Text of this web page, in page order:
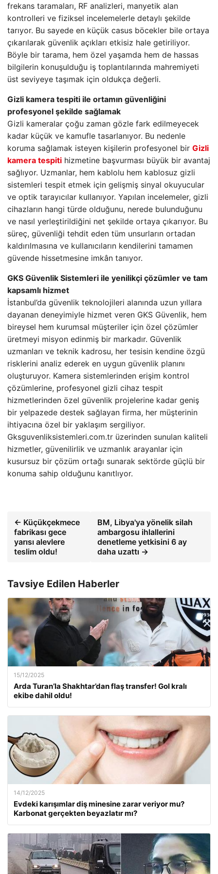
frekans taramaları, RF analizleri, manyetik alan
kontrolleri ve fiziksel incelemelerle detaylı şekilde
tarıyor. Bu sayede en küçük casus böcekler bile ortaya
çıkarılarak güvenlik açıkları etkisiz hale getiriliyor.
Böyle bir tarama, hem özel yaşamda hem de hassas
bilgilerin konuşulduğu iş toplantılarında mahremiyeti
üst seviyeye taşımak için oldukça değerli.
Gizli kamera tespiti ile ortamın güvenliğini
profesyonel şekilde sağlamak
Gizli kameralar çoğu zaman gözle fark edilmeyecek
kadar küçük ve kamufle tasarlanıyor. Bu nedenle
koruma sağlamak isteyen kişilerin profesyonel bir Gizli
kamera tespiti hizmetine başvurması büyük bir avantaj
sağlıyor. Uzmanlar, hem kablolu hem kablosuz gizli
sistemleri tespit etmek için gelişmiş sinyal okuyucular
ve optik tarayıcılar kullanıyor. Yapılan incelemeler, gizli
cihazların hangi türde olduğunu, nerede bulunduğunu
ve nasıl yerleştirildiğini net şekilde ortaya çıkarıyor. Bu
süreç, güvenliği tehdit eden tüm unsurların ortadan
kaldırılmasına ve kullanıcıların kendilerini tamamen
güvende hissetmesine imkân tanıyor.
GKS Güvenlik Sistemleri ile yenilikçi çözümler ve tam
kapsamlı hizmet
İstanbul’da güvenlik teknolojileri alanında uzun yıllara
dayanan deneyimiyle hizmet veren GKS Güvenlik, hem
bireysel hem kurumsal müşteriler için özel çözümler
üretmeyi misyon edinmiş bir markadır. Güvenlik
uzmanları ve teknik kadrosu, her tesisin kendine özgü
risklerini analiz ederek en uygun güvenlik planını
oluşturuyor. Kamera sistemlerinden erişim kontrol
çözümlerine, profesyonel gizli cihaz tespit
hizmetlerinden özel güvenlik projelerine kadar geniş
bir yelpazede destek sağlayan firma, her müşterinin
ihtiyacına özel bir yaklaşım sergiliyor.
Gksguvenliksistemleri.com.tr üzerinden sunulan kaliteli
hizmetler, güvenilirlik ve uzmanlık arayanlar için
kusursuz bir çözüm ortağı sunarak sektörde güçlü bir
konuma sahip olduğunu kanıtlıyor.
← Küçükçekmece
fabrikası gece
yarısı alevlere
teslim oldu!
BM, Libya'ya yönelik silah
ambargosu ihlallerini
denetleme yetkisini 6 ay
daha uzattı →
Tavsiye Edilen Haberler
15/12/2025
Arda Turan’la Shakhtar’dan flaş transfer! Gol kralı
ekibe dahil oldu!
14/12/2025
Evdeki karışımlar diş minesine zarar veriyor mu?
Karbonat gerçekten beyazlatır mı?